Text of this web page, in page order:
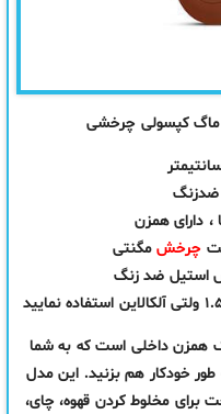
کپسولی چرخشی
دارای همزن
چرخش مگنتی
استیل ضد زنگ
همزن داخلی است که به شما
خودکار هم بزنید. این مدل
برای مخلوط کردن قهوه، چای،